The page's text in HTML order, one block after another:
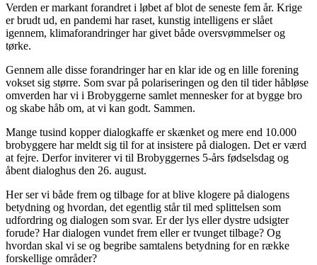
Verden er markant forandret i løbet af blot de seneste fem år. Krige
er brudt ud, en pandemi har raset, kunstig intelligens er slået
igennem, klimaforandringer har givet både oversvømmelser og
tørke.
Gennem alle disse forandringer har en klar ide og en lille forening
vokset sig større. Som svar på polariseringen og den til tider håbløse
omverden har vi i Brobyggerne samlet mennesker for at bygge bro
og skabe håb om, at vi kan godt. Sammen.
Mange tusind kopper dialogkaffe er skænket og mere end 10.000
brobyggere har meldt sig til for at insistere på dialogen. Det er værd
at fejre. Derfor inviterer vi til Brobyggernes 5-års fødselsdag og
åbent dialoghus den 26. august.
Her ser vi både frem og tilbage for at blive klogere på dialogens
betydning og hvordan, det egentlig står til med splittelsen som
udfordring og dialogen som svar. Er der lys eller dystre udsigter
forude? Har dialogen vundet frem eller er tvunget tilbage? Og
hvordan skal vi se og begribe samtalens betydning for en række
forskellige områder?